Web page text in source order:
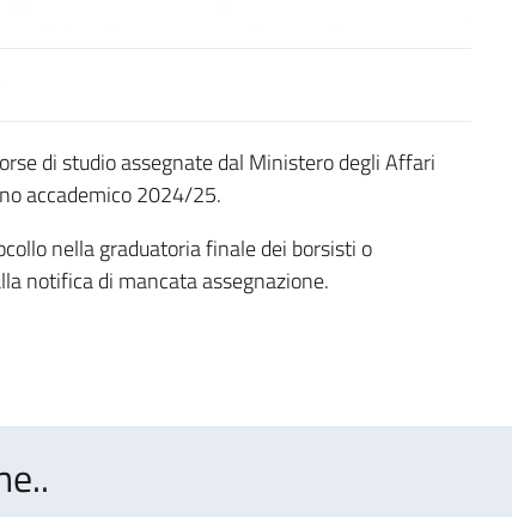
di studio assegnate dal Ministero degli Affari
accademico 2024/25.
nella graduatoria finale dei borsisti o
notifica di mancata assegnazione.